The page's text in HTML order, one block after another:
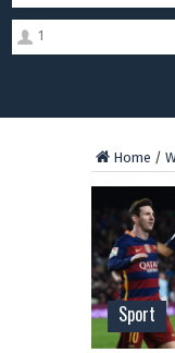
1
Home /
Sport